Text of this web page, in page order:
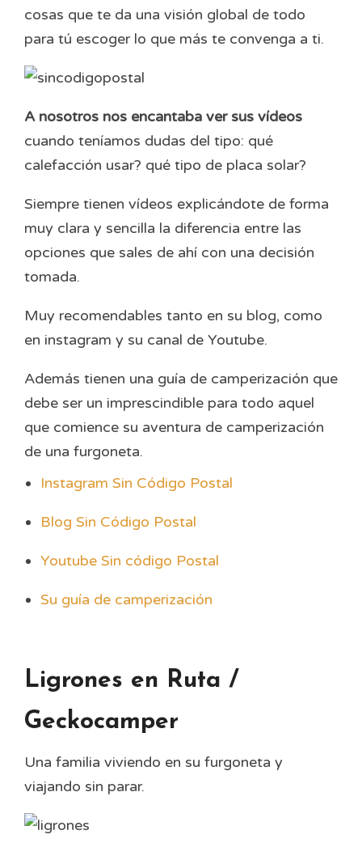
cosas que te da una visión global de todo
para tú escoger lo que más te convenga a ti.
A nosotros nos encantaba ver sus vídeos
cuando teníamos dudas del tipo: qué
calefacción usar? qué tipo de placa solar?
Siempre tienen vídeos explicándote de forma
muy clara y sencilla la diferencia entre las
opciones que sales de ahí con una decisión
tomada.
Muy recomendables tanto en su blog, como
en instagram y su canal de Youtube.
Además tienen una guía de camperización que
debe ser un imprescindible para todo aquel
que comience su aventura de camperización
de una furgoneta.
Instagram Sin Código Postal
Blog Sin Código Postal
Youtube Sin código Postal
Su guía de camperización
Ligrones en Ruta /
Geckocamper
Una familia viviendo en su furgoneta y
viajando sin parar.